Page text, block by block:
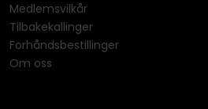
Medlemsvilkår
Tilbakekallinger
Forhåndsbestillinger
Om oss